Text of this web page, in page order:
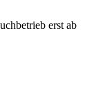
erst ab